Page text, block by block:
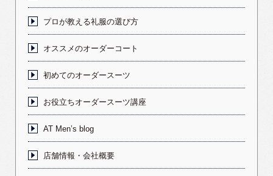
プロが教える礼服の選び方
オススメのオーダーコート
初めてのオーダースーツ
お役立ちオーダースーツ講座
AT Men’s blog
店舗情報・会社概要